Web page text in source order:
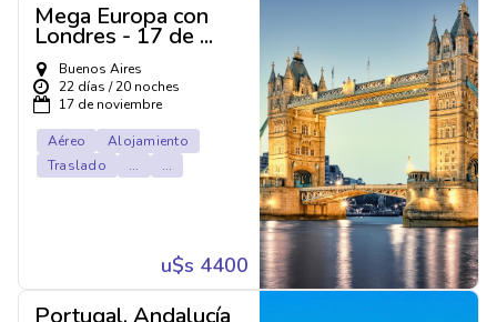
Mega Europa con
Londres - 17 de ...
Buenos Aires
22 días / 20 noches
17 de noviembre
Aéreo
Alojamiento
Traslado
... ...
u$s 4400